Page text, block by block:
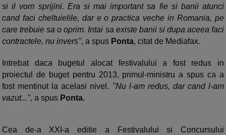
si il vom sprijini. Era si mai important sa fie si banii atunci
cand faci cheltuielile, dar e o practica veche in Romania, pe
care trebuie sa o oprim. Intai sa existe banii si dupa aceea faci
contractele, nu invers", a spus Ponta, citat de Mediafax.
Intrebat daca bugetul alocat festivalului a fost redus in
proiectul de buget pentru 2013, primul-ministru a spus ca a
fost mentinut la acelasi nivel. "Nu l-am redus, dar cand l-am
vazut...", a spus Ponta.
Cea de-a XXI-a editie a Festivalului si Concursului